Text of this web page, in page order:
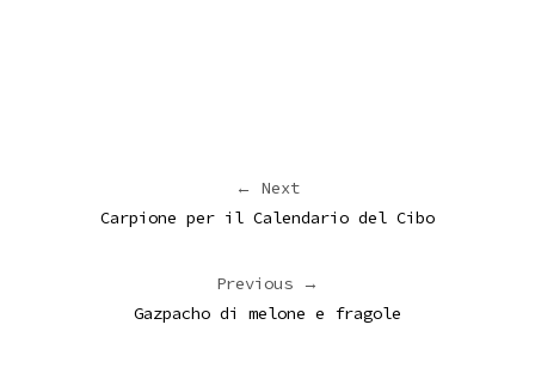
← Next
Carpione per il Calendario del Cibo
Previous →
Gazpacho di melone e fragole